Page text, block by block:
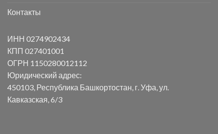
Контакты
ИНН 0274902434
КПП 027401001
ОГРН 1150280012112
Юридический адрес:
450103, Республика Башкортостан, г. Уфа, ул.
Кавказская, 6/3